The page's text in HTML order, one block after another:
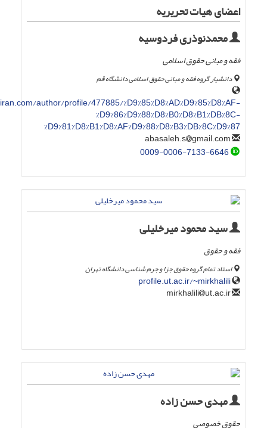
اعضای هیات تحریریه
محمدنوذری فردوسیه
فقه و مبانی حقوق اسلامی
دانشیار گروه فقه و مبانی حقوق اسلامی دانشگاه قم
author/profile/477885/%D9%85%D8%AD%D9%85%D8%AF-
%D9%86%D9%88%D8%B0%D8%B1%DB%8C-
%D9%81%D8%B1%D8%AF%D9%88%D8%B3%DB%8C%D9%87
gmail.com
0009-0006-7133-6646
سید محمود میرخلیلی
فقه و حقوق
استاد تمام گروه حقوق جزا و جرم شناسی دانشگاه تهران
profile.ut.ac.ir/~mirkhalili
ut.ac.ir
مهدی حسن زاده
حقوق خصوصی